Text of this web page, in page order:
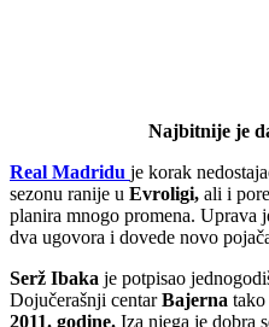
Najbitnije je
Real Madridu je korak
sezonu ranije u Evroligi, ali i
planira mnogo promena. Uprava
dva ugovora i dovede novo
Serž Ibaka je potpisao
Dojučerašnji centarBajerna
2011. godine. Iza njega je dobra